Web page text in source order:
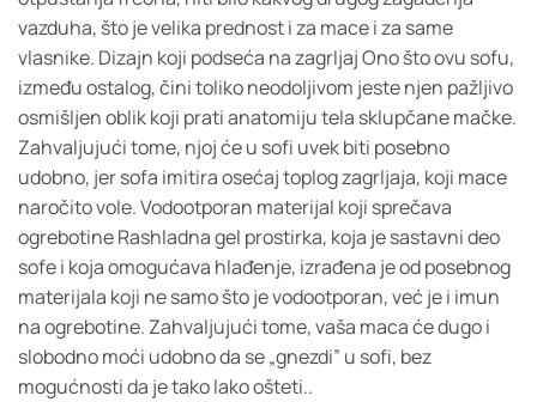
vazduha, što je velika prednost i za mace i za same
vlasnike. Dizajn koji podseća na zagrljaj Ono što ovu sofu,
između ostalog, čini toliko neodoljivom jeste njen pažljivo
osmišljen oblik koji prati anatomiju tela sklupčane mačke.
Zahvaljujući tome, njoj će u sofi uvek biti posebno
udobno, jer sofa imitira osećaj toplog zagrljaja, koji mace
naročito vole. Vodootporan materijal koji sprečava
ogrebotine Rashladna gel prostirka, koja je sastavni deo
sofe i koja omogućava hlađenje, izrađena je od posebnog
materijala koji ne samo što je vodootporan, već je i imun
na ogrebotine. Zahvaljujući tome, vaša maca će dugo i
slobodno moći udobno da se „gnezdi” u sofi, bez
mogućnosti da je tako lako ošteti..